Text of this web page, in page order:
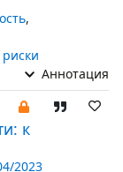
,
Аннотация
к
2023